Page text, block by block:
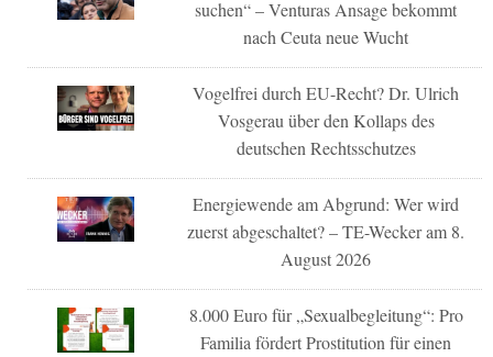
suchen“ – Venturas Ansage bekommt
nach Ceuta neue Wucht
Vogelfrei durch EU-Recht? Dr. Ulrich
Vosgerau über den Kollaps des
deutschen Rechtsschutzes
Energiewende am Abgrund: Wer wird
zuerst abgeschaltet? – TE-Wecker am 8.
August 2026
8.000 Euro für „Sexualbegleitung“: Pro
Familia fördert Prostitution für einen